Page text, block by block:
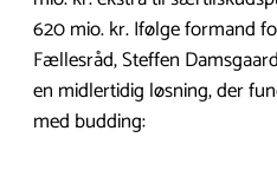
620 mio. kr. Ifølge formand
Fællesråd, Steffen
en midlertidig løsning, der
med budding: